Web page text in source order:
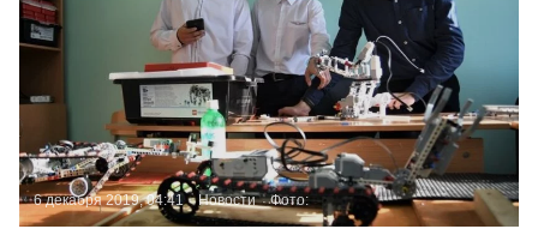
6 декабря 2019, 04:41 Новости Фото: